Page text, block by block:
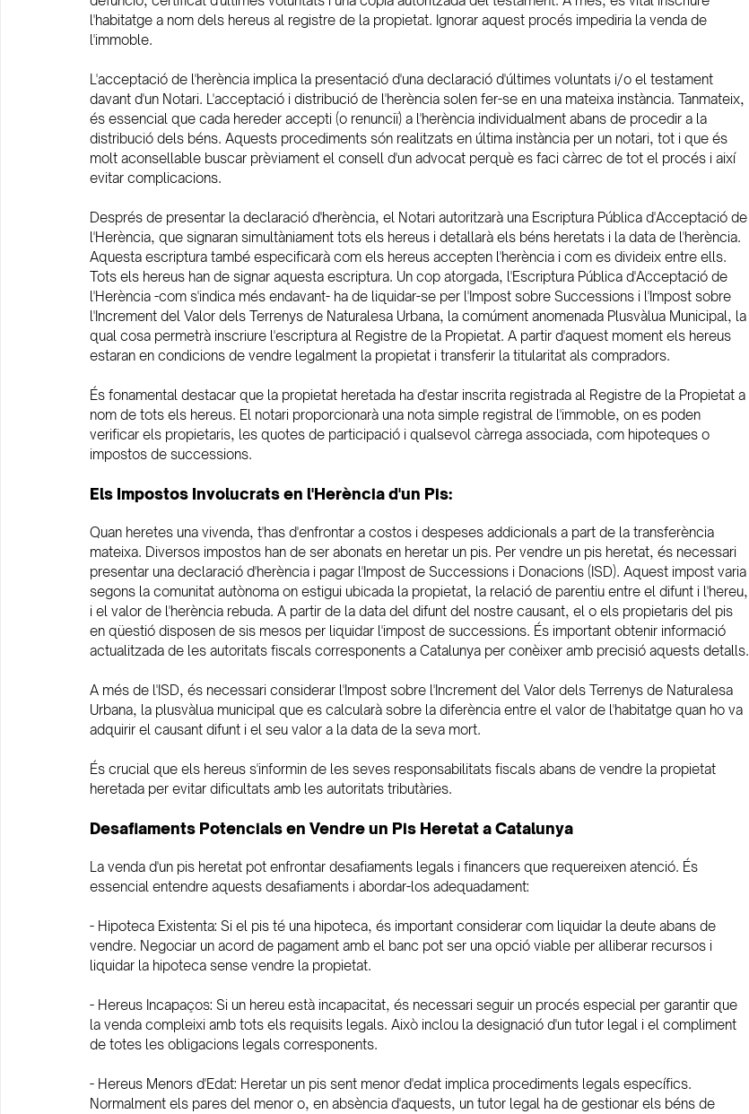
l'habitatge a nom dels hereus al registre de la propietat. Ignorar aquest procés impediria la venda de
l'immoble.
L'acceptació de l'herència implica la presentació d'una declaració d'últimes voluntats i/o el testament
davant d'un Notari. L'acceptació i distribució de l'herència solen fer-se en una mateixa instància. Tanmateix,
és essencial que cada hereder accepti (o renunciï) a l'herència individualment abans de procedir a la
distribució dels béns. Aquests procediments són realitzats en última instància per un notari, tot i que és
molt aconsellable buscar prèviament el consell d'un advocat perquè es faci càrrec de tot el procés i així
evitar complicacions.
Després de presentar la declaració d'herència, el Notari autoritzarà una Escriptura Pública d'Acceptació de
l'Herència, que signaran simultàniament tots els hereus i detallarà els béns heretats i la data de l'herència.
Aquesta escriptura també especificarà com els hereus accepten l'herència i com es divideix entre ells.
Tots els hereus han de signar aquesta escriptura. Un cop atorgada, l'Escriptura Pública d'Acceptació de
l'Herència -com s'indica més endavant- ha de liquidar-se per l'Impost sobre Successions i l'Impost sobre
l'Increment del Valor dels Terrenys de Naturalesa Urbana, la comúment anomenada Plusvàlua Municipal, la
qual cosa permetrà inscriure l'escriptura al Registre de la Propietat. A partir d'aquest moment els hereus
estaran en condicions de vendre legalment la propietat i transferir la titularitat als compradors.
És fonamental destacar que la propietat heretada ha d'estar inscrita registrada al Registre de la Propietat a
nom de tots els hereus. El notari proporcionarà una nota simple registral de l'immoble, on es poden
verificar els propietaris, les quotes de participació i qualsevol càrrega associada, com hipoteques o
impostos de successions.
Els Impostos Involucrats en l'Herència d'un Pis:
Quan heretes una vivenda, t'has d'enfrontar a costos i despeses addicionals a part de la transferència
mateixa. Diversos impostos han de ser abonats en heretar un pis. Per vendre un pis heretat, és necessari
presentar una declaració d'herència i pagar l'Impost de Successions i Donacions (ISD). Aquest impost varia
segons la comunitat autònoma on estigui ubicada la propietat, la relació de parentiu entre el difunt i l'hereu,
i el valor de l'herència rebuda. A partir de la data del difunt del nostre causant, el o els propietaris del pis
en qüestió disposen de sis mesos per liquidar l'impost de successions. És important obtenir informació
actualitzada de les autoritats fiscals corresponents a Catalunya per conèixer amb precisió aquests detalls.
A més de l'ISD, és necessari considerar l'Impost sobre l'Increment del Valor dels Terrenys de Naturalesa
Urbana, la plusvàlua municipal que es calcularà sobre la diferència entre el valor de l'habitatge quan ho va
adquirir el causant difunt i el seu valor a la data de la seva mort.
És crucial que els hereus s'informin de les seves responsabilitats fiscals abans de vendre la propietat
heretada per evitar dificultats amb les autoritats tributàries.
Desafiaments Potencials en Vendre un Pis Heretat a Catalunya
La venda d'un pis heretat pot enfrontar desafiaments legals i financers que requereixen atenció. És
essencial entendre aquests desafiaments i abordar-los adequadament:
- Hipoteca Existenta: Si el pis té una hipoteca, és important considerar com liquidar la deute abans de
vendre. Negociar un acord de pagament amb el banc pot ser una opció viable per alliberar recursos i
liquidar la hipoteca sense vendre la propietat.
- Hereus Incapaços: Si un hereu està incapacitat, és necessari seguir un procés especial per garantir que
la venda compleixi amb tots els requisits legals. Això inclou la designació d'un tutor legal i el compliment
de totes les obligacions legals corresponents.
- Hereus Menors d'Edat: Heretar un pis sent menor d'edat implica procediments legals específics.
Normalment els pares del menor o, en absència d'aquests, un tutor legal ha de gestionar els béns de